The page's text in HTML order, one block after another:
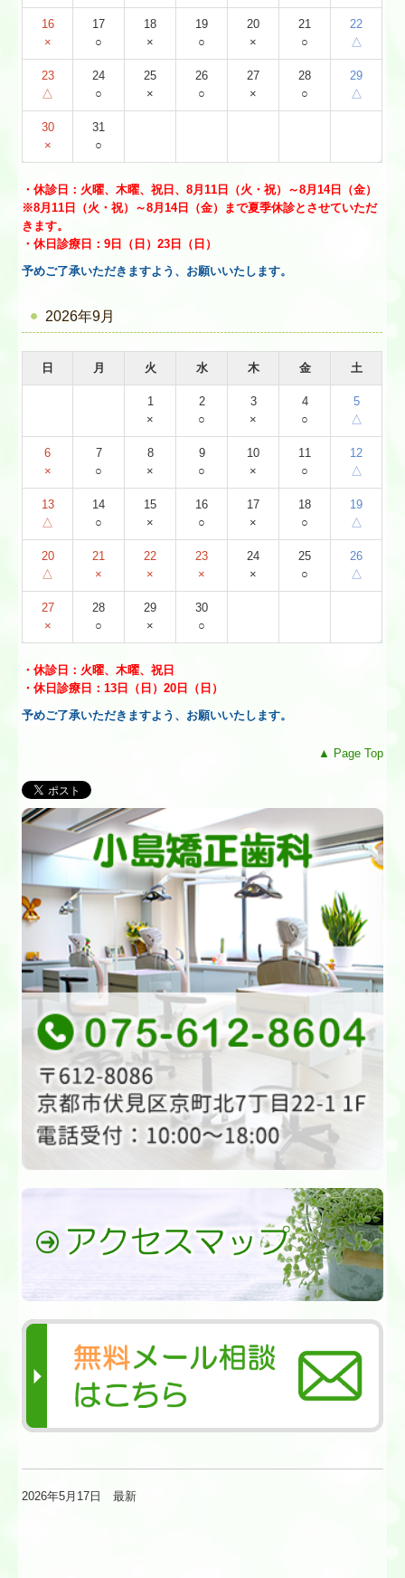
16
×
17
○
18
×
19
○
20
×
21
○
22
△
23
△
24
○
25
×
26
○
27
×
28
○
29
△
30
×
31
○
・休診日：火曜、木曜、祝日、8月11日（火・祝）～8月14日（金）
※8月11日（火・祝）～8月14日（金）まで夏季休診とさせていただ
きます。
・休日診療日：9日（日）23日（日）
予めご了承いただきますよう、お願いいたします。
2026年9月
日 月 火 水 木 金 土
1
×
2
○
3
×
4
○
5
△
6
×
7
○
8
×
9
○
10
×
11
○
12
△
13
△
14
○
15
×
16
○
17
×
18
○
19
△
20
△
21
×
22
×
23
×
24
×
25
○
26
△
27
×
28
○
29
×
30
○
・休診日：火曜、木曜、祝日
・休日診療日：13日（日）20日（日）
予めご了承いただきますよう、お願いいたします。
▲ Page Top
2026年5月17日 最新